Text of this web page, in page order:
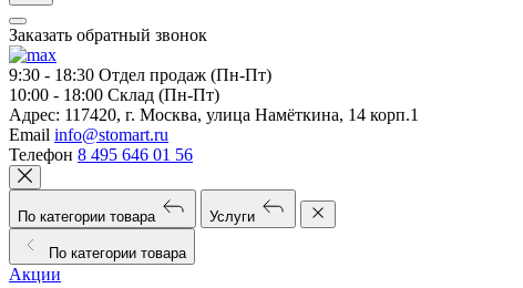
Заказать обратный звонок
9:30 - 18:30 Отдел продаж (Пн-Пт)
10:00 - 18:00 Склад (Пн-Пт)
Адрес: 117420, г. Москва, улица Намёткина, 14 корп.1
Email info@stomart.ru
Телефон 8 495 646 01 56
По категории товара Услуги
По категории товара
Акции